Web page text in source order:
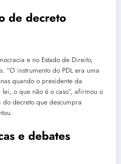
de decreto
e no Estado de Direito,
“O instrumento do PDL era uma
quando o presidente da
o que não é o caso”, afirmou o
do decreto que descumpra
e debates